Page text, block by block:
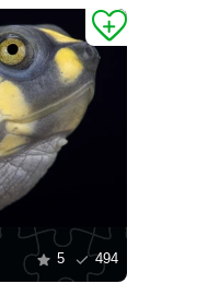
5 494